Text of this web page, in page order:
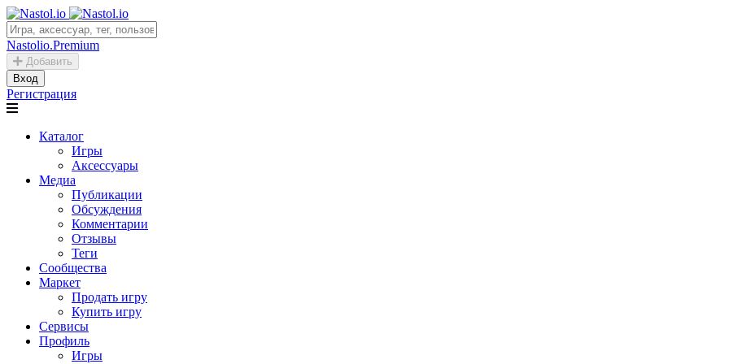
Nastolio.Premium
Добавить
Вход
Регистрация
Каталог
Игры
Аксессуары
Медиа
Публикации
Обсуждения
Комментарии
Отзывы
Теги
Сообщества
Маркет
Продать игру
Купить игру
Сервисы
Профиль
Игры